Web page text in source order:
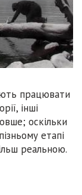
працювати
інші
оскільки
етапі
реальною.